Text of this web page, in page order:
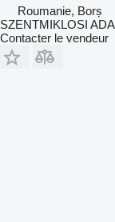
Roumanie, Borș
SZENTMIKLOSI
Contacter le vendeur